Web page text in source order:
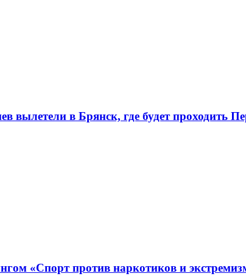
в Брянск, где будет проходить
«Спорт против наркотиков и